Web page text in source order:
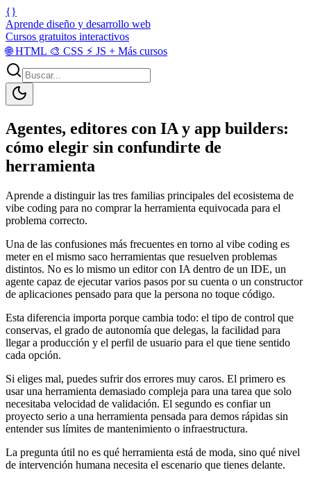
{}
Aprende diseño y desarrollo web
Cursos gratuitos interactivos
🌐HTML 🎨 CSS ⚡ JS + Más cursos
Agentes, editores con IA y app builders:
cómo elegir sin confundirte de
herramienta
Aprende a distinguir las tres familias principales del ecosistema de
vibe coding para no comprar la herramienta equivocada para el
problema correcto.
Una de las confusiones más frecuentes en torno al vibe coding es
meter en el mismo saco herramientas que resuelven problemas
distintos. No es lo mismo un editor con IA dentro de un IDE, un
agente capaz de ejecutar varios pasos por su cuenta o un constructor
de aplicaciones pensado para que la persona no toque código.
Esta diferencia importa porque cambia todo: el tipo de control que
conservas, el grado de autonomía que delegas, la facilidad para
llegar a producción y el perfil de usuario para el que tiene sentido
cada opción.
Si eliges mal, puedes sufrir dos errores muy caros. El primero es
usar una herramienta demasiado compleja para una tarea que solo
necesitaba velocidad de validación. El segundo es confiar un
proyecto serio a una herramienta pensada para demos rápidas sin
entender sus límites de mantenimiento o infraestructura.
La pregunta útil no es qué herramienta está de moda, sino qué nivel
de intervención humana necesita el escenario que tienes delante.